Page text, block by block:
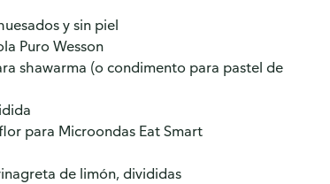
y sin piel
Puro Wesson
shawarma (o condimento para pastel de
para Microondas Eat Smart
de limón, divididas